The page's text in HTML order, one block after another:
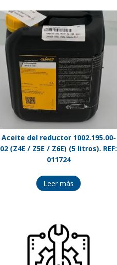
Aceite del reductor 1002.195.00-
02 (Z4E / Z5E / Z6E) (5 litros). REF:
011724
Leer más